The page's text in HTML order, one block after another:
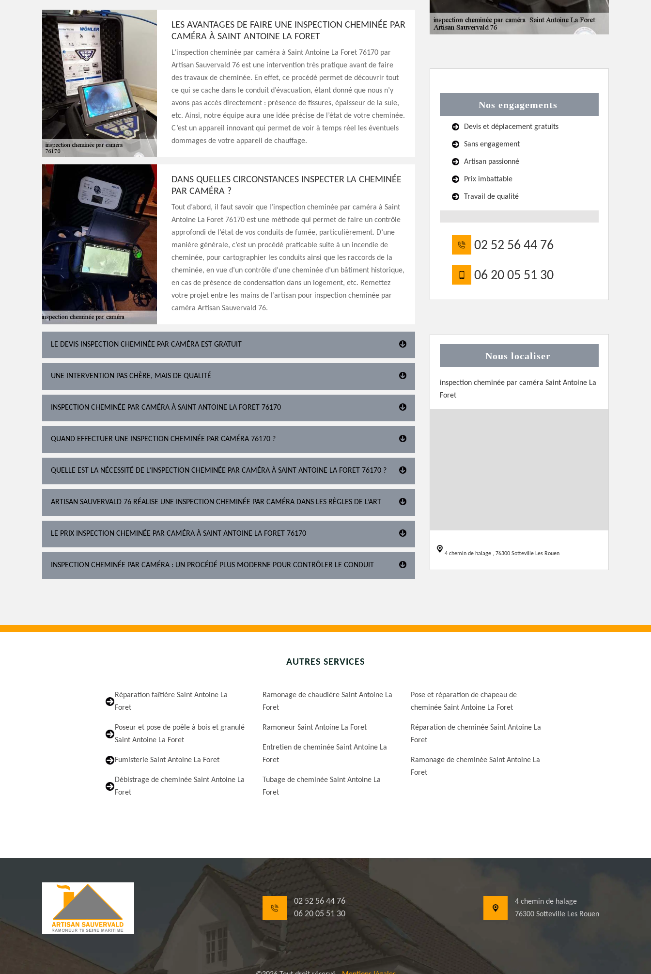
LES AVANTAGES DE FAIRE UNE INSPECTION CHEMINÉE PAR
CAMÉRA À SAINT ANTOINE LA FORET
L’inspection cheminée par caméra à Saint Antoine La Foret 76170 par
Artisan Sauvervald 76 est une intervention très pratique avant de faire
des travaux de cheminée. En effet, ce procédé permet de découvrir tout
ce qui se cache dans le conduit d’évacuation, étant donné que nous n’y
avons pas accès directement : présence de fissures, épaisseur de la suie,
etc. Ainsi, notre équipe aura une idée précise de l’état de votre cheminée.
C’est un appareil innovant qui permet de voir à temps réel les éventuels
dommages de votre appareil de chauffage.
DANS QUELLES CIRCONSTANCES INSPECTER LA CHEMINÉE
PAR CAMÉRA ?
Tout d’abord, il faut savoir que l’inspection cheminée par caméra à Saint
Antoine La Foret 76170 est une méthode qui permet de faire un contrôle
approfondi de l’état de vos conduits de fumée, particulièrement. D’une
manière générale, c’est un procédé praticable suite à un incendie de
cheminée, pour cartographier les conduits ainsi que les raccords de la
cheminée, en vue d’un contrôle d’une cheminée d’un bâtiment historique,
en cas de présence de condensation dans un logement, etc. Remettez
votre projet entre les mains de l’artisan pour inspection cheminée par
caméra Artisan Sauvervald 76.
LE DEVIS INSPECTION CHEMINÉE PAR CAMÉRA EST GRATUIT
UNE INTERVENTION PAS CHÈRE, MAIS DE QUALITÉ
INSPECTION CHEMINÉE PAR CAMÉRA À SAINT ANTOINE LA FORET 76170
QUAND EFFECTUER UNE INSPECTION CHEMINÉE PAR CAMÉRA 76170 ?
QUELLE EST LA NÉCESSITÉ DE L’INSPECTION CHEMINÉE PAR CAMÉRA À SAINT ANTOINE LA FORET 76170 ?
ARTISAN SAUVERVALD 76 RÉALISE UNE INSPECTION CHEMINÉE PAR CAMÉRA DANS LES RÈGLES DE L’ART
LE PRIX INSPECTION CHEMINÉE PAR CAMÉRA À SAINT ANTOINE LA FORET 76170
INSPECTION CHEMINÉE PAR CAMÉRA : UN PROCÉDÉ PLUS MODERNE POUR CONTRÔLER LE CONDUIT
Nos engagements
Devis et déplacement gratuits
Sans engagement
Artisan passionné
Prix imbattable
Travail de qualité
02 52 56 44 76
06 20 05 51 30
Nous localiser
inspection cheminée par caméra Saint Antoine La
Foret
4 chemin de halage , 76300 Sotteville Les Rouen
AUTRES SERVICES
Réparation faîtière Saint Antoine La
Foret
Poseur et pose de poêle à bois et granulé
Saint Antoine La Foret
Fumisterie Saint Antoine La Foret
Débistrage de cheminée Saint Antoine La
Foret
Ramonage de chaudière Saint Antoine La
Foret
Ramoneur Saint Antoine La Foret
Entretien de cheminée Saint Antoine La
Foret
Tubage de cheminée Saint Antoine La
Foret
Pose et réparation de chapeau de
cheminée Saint Antoine La Foret
Réparation de cheminée Saint Antoine La
Foret
Ramonage de cheminée Saint Antoine La
Foret
02 52 56 44 76
06 20 05 51 30
4 chemin de halage
76300 Sotteville Les Rouen